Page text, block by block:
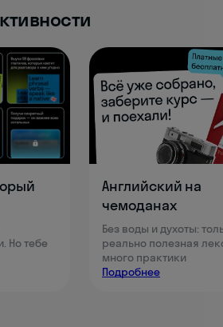
Но тебе
Английский на
чемоданах
Без воды и духоты:
реально полезная
много практики
Подробнее